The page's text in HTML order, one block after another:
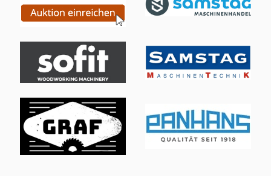
Filterabreinigung, Abmessungen: L= 1.085 mm, B= 650
mm, H= 1.985 mm, Volumen-Staubtonne: 135 Liter,
Abreinigen): 814 m³ / h, Standort: ab Lager 54634 Bitburg -
sofort verfügbar -